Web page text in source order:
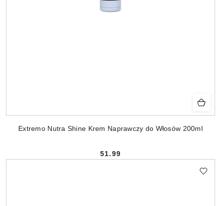
Extremo Nutra Shine Krem Naprawczy do Włosów 200ml
Cena:
51.99